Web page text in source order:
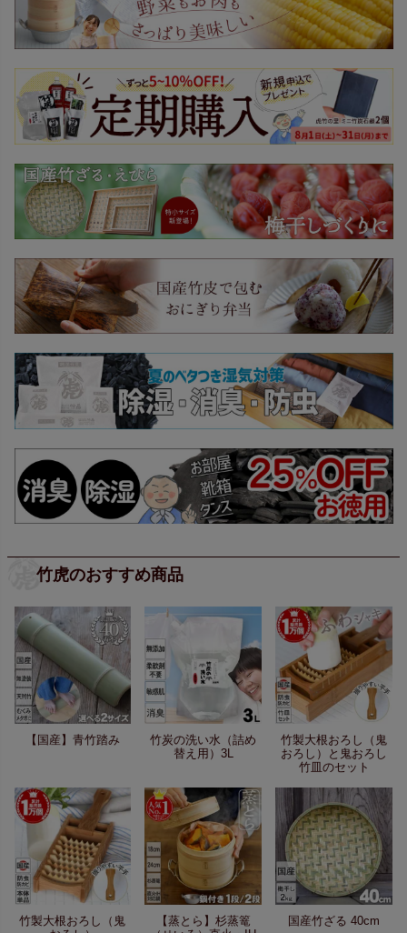
竹虎のおすすめ商品
【国産】青竹踏み
竹炭の洗い水（詰め
替え用）3L
竹製大根おろし（鬼
おろし）と鬼おろし
竹皿のセット
竹製大根おろし（鬼
【蒸とら】杉蒸篭
国産竹ざる 40cm